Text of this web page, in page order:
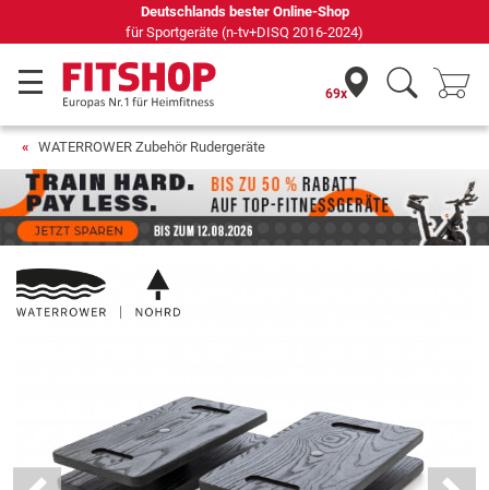
69 Fachmärkte vor Ort mit 75 eigenen Servicetechnikern
69x
WATERROWER Zubehör Rudergeräte